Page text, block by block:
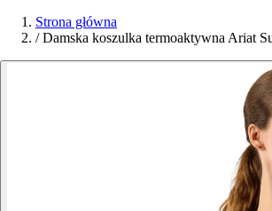
Strona główna
/ Damska koszulka termoaktywna Ariat